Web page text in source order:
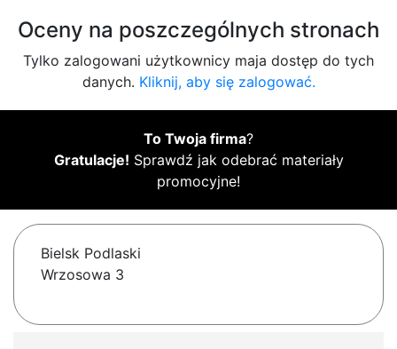
Oceny na poszczególnych stronach
Tylko zalogowani użytkownicy maja dostęp do tych
danych. Kliknij, aby się zalogować.
To Twoja firma?
Gratulacje! Sprawdź jak odebrać materiały
promocyjne!
Bielsk Podlaski
Wrzosowa 3